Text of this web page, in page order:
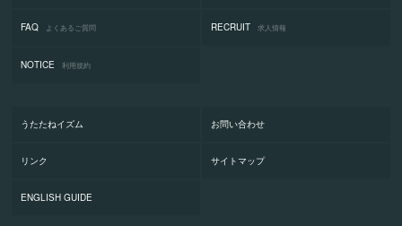
FAQ よくあるご質問 RECRUIT 求人情報
NOTICE 利用規約
うたたねイズム お問い合わせ
リンク サイトマップ
ENGLISH GUIDE